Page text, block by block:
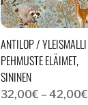
valinnat
tuotteen
sivulla.
ANTILOP / YLEISMALLI
PEHMUSTE ELÄIMET,
SININEN
32,00€ – 42,00€